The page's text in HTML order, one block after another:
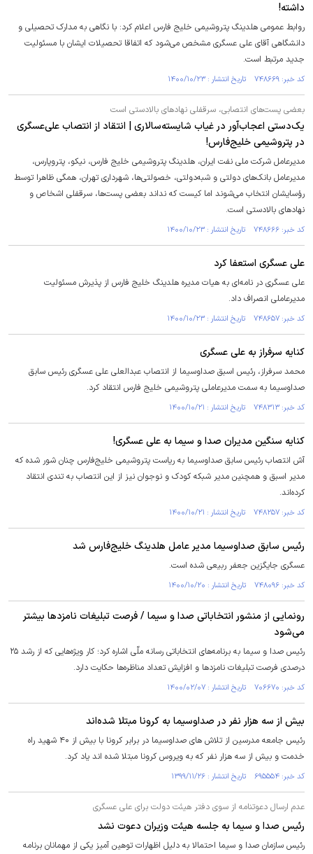
داشته!
روابط عمومی هلدینگ پتروشیمی خلیج فارس اعلام کرد: با نگاهی به مدارک تحصیلی و
دانشگاهی آقای علی عسگری مشخص می‌شود که اتفاقا تحصیلات ایشان با مسئولیت
جدید مرتبط است.
کد خبر: ۷۴۸۶۶۹ تاریخ انتشار : ۱۴۰۰/۱۰/۲۳
بعضی پست‌های انتصابی، سرقفلی نهادهای بالادستی است
یک‌دستی اعجاب‌آور در غیاب شایسته‌سالاری | انتقاد از انتصاب علی‌عسگری
در پتروشیمی خلیج‌فارس!
مدیرعامل شرکت ملی نفت ایران، هلدینگ پتروشیمی خلیج فارس، نیکو، پتروپارس،
مدیرعامل بانک‌های دولتی و شبه‌دولتی، خصولتی‌ها، شهرداری تهران، همگی ظاهرا توسط
رؤسایشان انتخاب می‌شوند اما کیست که نداند بعضی پست‌ها، سرقفلی اشخاص و
نهادهای بالادستی است.
کد خبر: ۷۴۸۶۶۶ تاریخ انتشار : ۱۴۰۰/۱۰/۲۳
علی عسگری استعفا کرد
علی عسگری در نامه‌ای به هیات مدیره هلدینگ خلیج فارس از پذیرش مسئولیت
مدیرعاملی انصراف داد.
کد خبر: ۷۴۸۶۵۷ تاریخ انتشار : ۱۴۰۰/۱۰/۲۳
کنایه سرفراز به علی عسگری
محمد سرفراز، رئیس اسبق صداوسیما از انتصاب عبدالعلی علی عسگری رئیس سابق
صداوسیما به سمت مدیرعاملی پتروشیمی خلیج فارس انتقاد کرد.
کد خبر: ۷۴۸۳۱۳ تاریخ انتشار : ۱۴۰۰/۱۰/۲۱
کنایه سنگین مدیران صدا و سیما به علی عسگری!
آش انتصاب رئیس سابق صداوسیما به ریاست پتروشیمی خلیج‌فارس چنان شور شده که
مدیر اسبق و همچنین مدیر شبکه کودک و نوجوان نیز از این انتصاب به تندی انتقاد
کرده‌اند.
کد خبر: ۷۴۸۲۵۷ تاریخ انتشار : ۱۴۰۰/۱۰/۲۱
رئیس سابق صداوسیما مدیر عامل هلدینگ خلیج‌فارس شد
عسگری جایگزین جعفر ربیعی شده است.
کد خبر: ۷۴۸۰۹۶ تاریخ انتشار : ۱۴۰۰/۱۰/۲۰
رونمایی از منشور انتخاباتی صدا و سیما / فرصت تبلیغات نامزدها بیشتر
می‌شود
رئیس صدا و سیما به برنامه‌های انتخاباتی رسانه ملّی اشاره کرد؛ کار ویژه‌هایی که از رشد ۲۵
درصدی فرصت تبلیغات نامزدها و افزایش تعداد مناظره‌ها حکایت دارد.
کد خبر: ۷۰۶۶۷۰ تاریخ انتشار : ۱۴۰۰/۰۲/۰۷
بیش از سه هزار نفر در صداوسیما به کرونا مبتلا شده‌اند
رئیس جامعه مدرسین از تلاش های صداوسیما در برابر کرونا با بیش از ۴۰ شهید راه
خدمت و بیش از سه هزار نفر که به ویروس کرونا مبتلا شده اند یاد کرد.
کد خبر: ۶۹۵۵۵۴ تاریخ انتشار : ۱۳۹۹/۱۱/۲۶
عدم ارسال دعوتنامه از سوی دفتر هیئت دولت برای علی عسگری
رئیس صدا و سیما به جلسه هیئت وزیران دعوت نشد
رئیس سازمان صدا و سیما احتمالا به دلیل اظهارات توهین آمیز یکی از مهمانان برنامه